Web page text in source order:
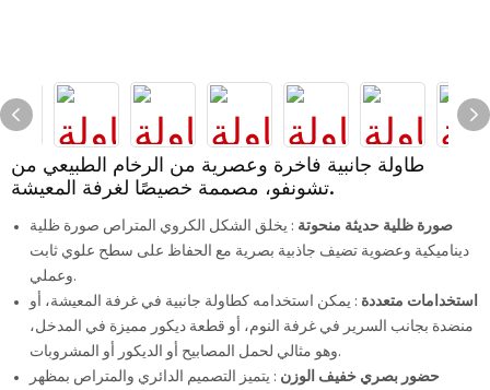
طاولة جانبية فاخرة وعصرية من الرخام الطبيعي من
تشونفو، مصممة خصيصًا لغرفة المعيشة.
صورة ظلية حديثة منحوتة : يخلق الشكل الكروي المتراص صورة ظلية
ديناميكية وعضوية تضيف جاذبية بصرية مع الحفاظ على سطح علوي ثابت
وعملي.
استخدامات متعددة : يمكن استخدامه كطاولة جانبية في غرفة المعيشة، أو
منضدة بجانب السرير في غرفة النوم، أو قطعة ديكور مميزة في المدخل،
وهو مثالي لحمل المصابيح أو الديكور أو المشروبات.
حضور بصري خفيف الوزن : يتميز التصميم الدائري والمتراص بمظهر